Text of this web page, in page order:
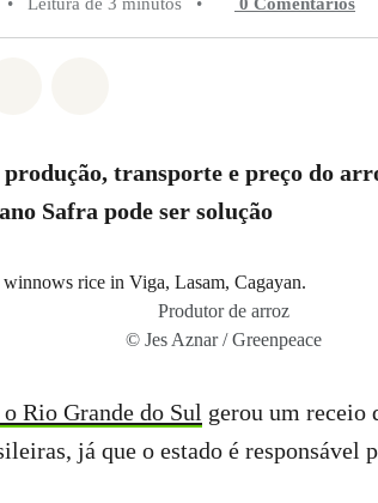
transporte e preço do
Safra pode ser solução
Produtor de arroz
© Jes Aznar / Greenpeace
Rio Grande do Sul gerou um receio
já que o estado é responsável